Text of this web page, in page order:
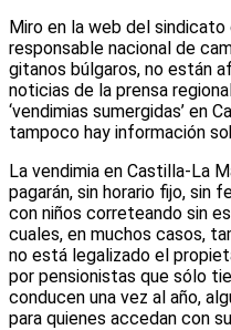
Miro en la web del sindicato
responsable nacional de
gitanos búlgaros, no están
noticias de la prensa
‘vendimias sumergidas’ en
tampoco hay información
La vendimia en Castilla-La
pagarán, sin horario fijo, sin
con niños correteando sin
cuales, en muchos casos,
no está legalizado el
por pensionistas que sólo
conducen una vez al año,
para quienes accedan con